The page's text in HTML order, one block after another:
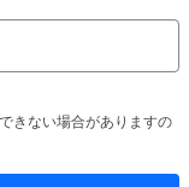
きない場合がありますの